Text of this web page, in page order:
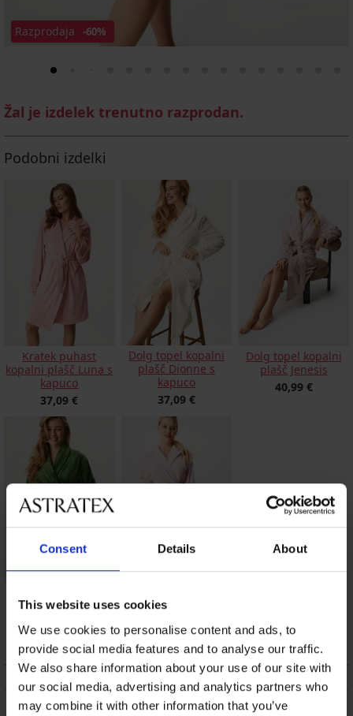
Consent Details About
This website uses cookies
We use cookies to personalise content and ads, to
provide social media features and to analyse our traffic.
We also share information about your use of our site with
our social media, advertising and analytics partners who
may combine it with other information that you’ve
Razprodaja -60%
Žal je izdelek trenutno razprodan.
Podobni izdelki
Kratek puhast
kopalni plašč Luna s
kapuco
37,09 €
Dolg topel kopalni
plašč Dionne s
kapuco
37,09 €
Dolg topel kopalni
plašč Jenesis
40,99 €
plašč DKNY Elm
45,49 €
plašč Jenesis s
40,99 €
OPIS
DOSTAVA IN PLAČILO